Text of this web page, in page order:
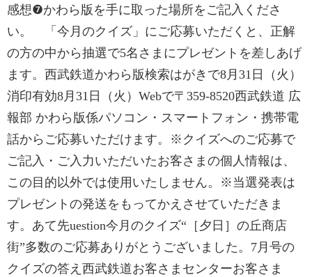
感想❼かわら版を手に取った場所をご記入くださ
い。 「今月のクイズ」にご応募いただくと、正解
の方の中から抽選で5名さまにプレゼントを差しあげ
ます。西武鉄道かわら版検索はがきで8月31日（火）
消印有効8月31日（火）Webで〒359-8520西武鉄道 広
報部 かわら版係パソコン・スマートフォン・携帯電
話からご応募いただけます。※クイズへのご応募で
ご記入・ご入力いただいたお客さまの個人情報は、
この目的以外では使用いたしません。※当選発表は
プレゼントの発送をもってかえさせていただきま
す。あて先uestion今月のクイズ“［夕日］の丘商店
街”多数のご応募ありがとうございました。7月号の
クイズの答え西武鉄道お客さまセンターお客さま